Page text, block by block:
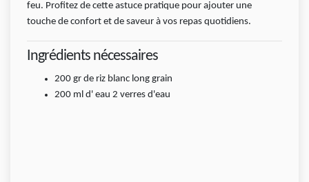
feu. Profitez de cette astuce pratique pour ajouter une
touche de confort et de saveur à vos repas quotidiens.
Ingrédients nécessaires
200 gr de riz blanc long grain
200 ml d' eau 2 verres d'eau